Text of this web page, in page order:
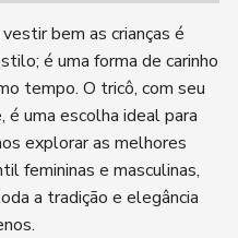
bem as crianças é
é uma forma de carinho
tempo. O tricô, com seu
é uma escolha ideal para
explorar as melhores
femininas e masculinas,
a tradição e elegância